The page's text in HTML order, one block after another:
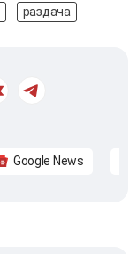
раздача
Google News